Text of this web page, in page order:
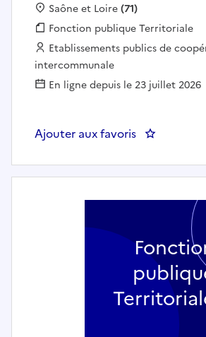
Localisation :
Saône et Loire(71)
Fonction publique :
Fonction publique Territoriale
Employeur :
Etablissements publics de
intercommunale
En ligne depuis le 23 juillet 2026
Ajouter aux favoris : Un Agent